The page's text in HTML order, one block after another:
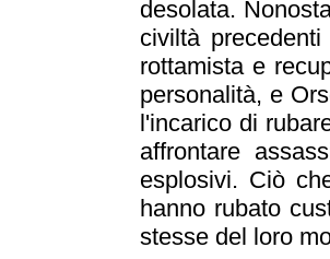
desolata.
civiltà
rottamista e
personalità, e
l'incarico di
affrontare
esplosivi. Ciò
hanno rubato
stesse del loro